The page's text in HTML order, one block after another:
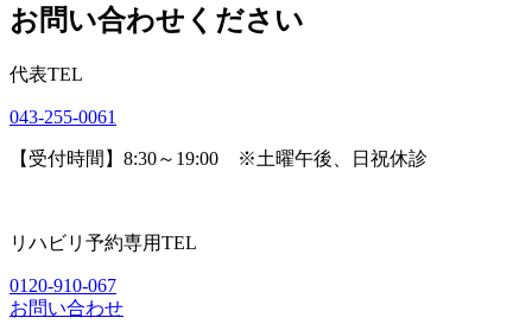
お問い合わせください
代表TEL
043-255-0061
【受付時間】8:30～19:00 ※土曜午後、日祝休診
リハビリ予約専用TEL
0120-910-067
お問い合わせ